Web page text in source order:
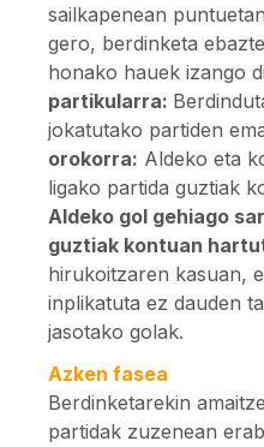
sailkapenean
gero, berdinketa
honako hauek izango
partikularra:
jokatutako partiden
orokorra: Aldeko eta
ligako partida guztiak
Aldeko gol gehiago
guztiak kontuan
hirukoitzaren kasuan,
inplikatuta ez dauden
jasotako golak.
Azken fasea
Berdinketarekin
partidak zuzenean